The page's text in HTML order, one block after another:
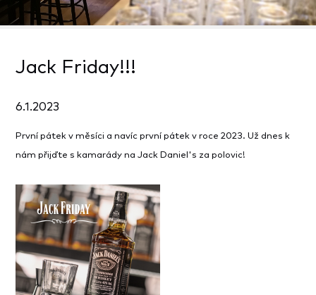
Jack Friday!!!
6.1.2023
První pátek v měsíci a navíc první pátek v roce 2023. Už dnes k
nám přijďte s kamarády na Jack Daniel's za polovic!